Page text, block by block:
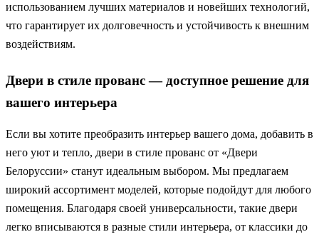
использованием лучших материалов и новейших технологий,
что гарантирует их долговечность и устойчивость к внешним
воздействиям.
Двери в стиле прованс — доступное решение для
вашего интерьера
Если вы хотите преобразить интерьер вашего дома, добавить в
него уют и тепло, двери в стиле прованс от «Двери
Белоруссии» станут идеальным выбором. Мы предлагаем
широкий ассортимент моделей, которые подойдут для любого
помещения. Благодаря своей универсальности, такие двери
легко вписываются в разные стили интерьера, от классики до